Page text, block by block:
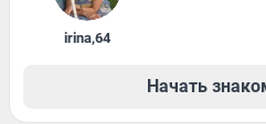
irina,64
Начать